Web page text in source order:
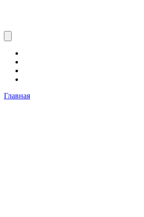
Главная